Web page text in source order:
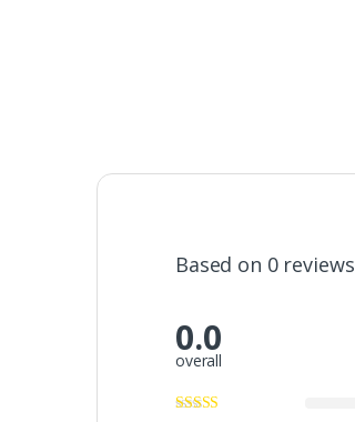
Based on 0 reviews
0.0
overall